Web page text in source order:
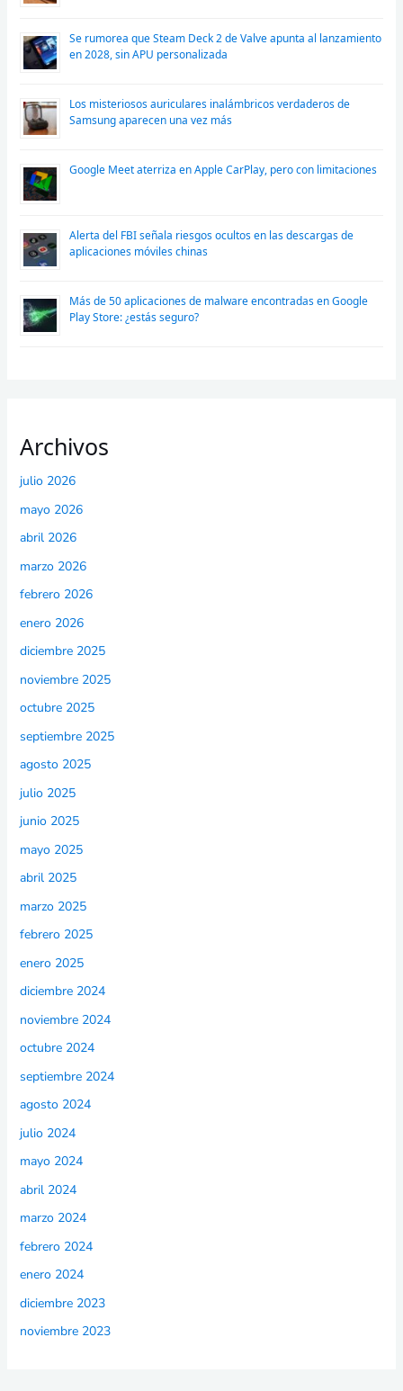
Se rumorea que Steam Deck 2 de Valve apunta al lanzamiento
en 2028, sin APU personalizada
Los misteriosos auriculares inalámbricos verdaderos de
Samsung aparecen una vez más
Google Meet aterriza en Apple CarPlay, pero con limitaciones
Alerta del FBI señala riesgos ocultos en las descargas de
aplicaciones móviles chinas
Más de 50 aplicaciones de malware encontradas en Google
Play Store: ¿estás seguro?
Archivos
julio 2026
mayo 2026
abril 2026
marzo 2026
febrero 2026
enero 2026
diciembre 2025
noviembre 2025
octubre 2025
septiembre 2025
agosto 2025
julio 2025
junio 2025
mayo 2025
abril 2025
marzo 2025
febrero 2025
enero 2025
diciembre 2024
noviembre 2024
octubre 2024
septiembre 2024
agosto 2024
julio 2024
mayo 2024
abril 2024
marzo 2024
febrero 2024
enero 2024
diciembre 2023
noviembre 2023